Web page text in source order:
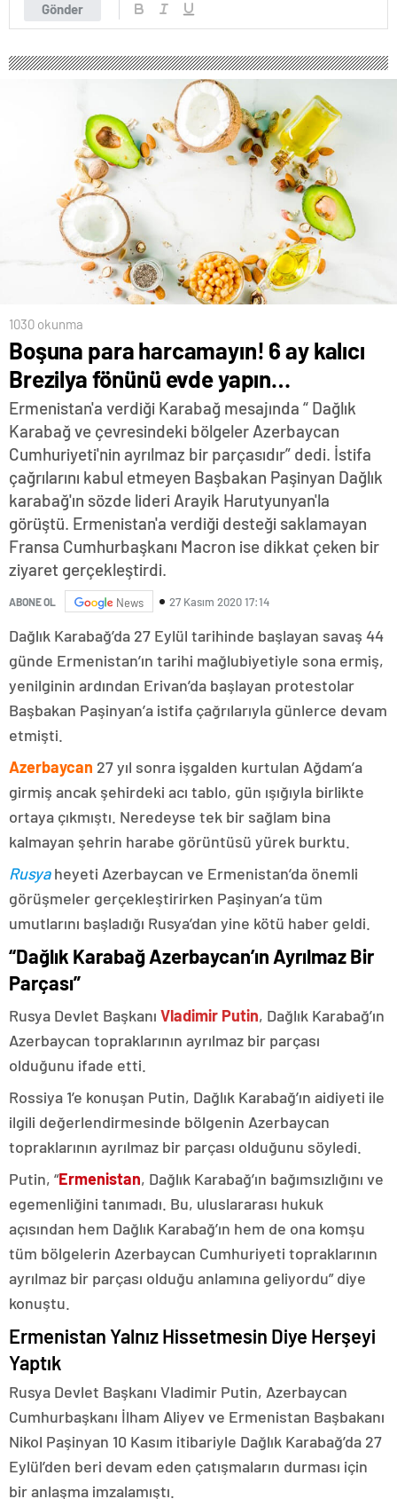
Gönder
1030 okunma
Boşuna para harcamayın! 6 ay kalıcı
Brezilya fönünü evde yapın…
Ermenistan'a verdiği Karabağ mesajında “ Dağlık
Karabağ ve çevresindeki bölgeler Azerbaycan
Cumhuriyeti'nin ayrılmaz bir parçasıdır” dedi. İstifa
çağrılarını kabul etmeyen Başbakan Paşinyan Dağlık
karabağ'ın sözde lideri Arayik Harutyunyan'la
görüştü. Ermenistan'a verdiği desteği saklamayan
Fransa Cumhurbaşkanı Macron ise dikkat çeken bir
ziyaret gerçekleştirdi.
ABONE OL News 27 Kasım 2020 17:14
Dağlık Karabağ’da 27 Eylül tarihinde başlayan savaş 44
günde Ermenistan’ın tarihi mağlubiyetiyle sona ermiş,
yenilginin ardından Erivan’da başlayan protestolar
Başbakan Paşinyan’a istifa çağrılarıyla günlerce devam
etmişti.
Azerbaycan 27 yıl sonra işgalden kurtulan Ağdam’a
girmiş ancak şehirdeki acı tablo, gün ışığıyla birlikte
ortaya çıkmıştı. Neredeyse tek bir sağlam bina
kalmayan şehrin harabe görüntüsü yürek burktu.
Rusyaheyeti Azerbaycan ve Ermenistan’da önemli
görüşmeler gerçekleştirirken Paşinyan’a tüm
umutlarını başladığı Rusya’dan yine kötü haber geldi.
“Dağlık Karabağ Azerbaycan’ın Ayrılmaz Bir
Parçası”
Rusya Devlet Başkanı Vladimir Putin, Dağlık Karabağ’ın
Azerbaycan topraklarının ayrılmaz bir parçası
olduğunu ifade etti.
Rossiya 1’e konuşan Putin, Dağlık Karabağ’ın aidiyeti ile
ilgili değerlendirmesinde bölgenin Azerbaycan
topraklarının ayrılmaz bir parçası olduğunu söyledi.
Putin, “Ermenistan, Dağlık Karabağ’ın bağımsızlığını ve
egemenliğini tanımadı. Bu, uluslararası hukuk
açısından hem Dağlık Karabağ’ın hem de ona komşu
tüm bölgelerin Azerbaycan Cumhuriyeti topraklarının
ayrılmaz bir parçası olduğu anlamına geliyordu” diye
konuştu.
Ermenistan Yalnız Hissetmesin Diye Herşeyi
Yaptık
Rusya Devlet Başkanı Vladimir Putin, Azerbaycan
Cumhurbaşkanı İlham Aliyev ve Ermenistan Başbakanı
Nikol Paşinyan 10 Kasım itibariyle Dağlık Karabağ’da 27
Eylül’den beri devam eden çatışmaların durması için
bir anlaşma imzalamıştı.